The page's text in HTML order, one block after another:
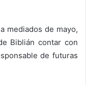
mediados de mayo,
Biblián contar con
de futuras